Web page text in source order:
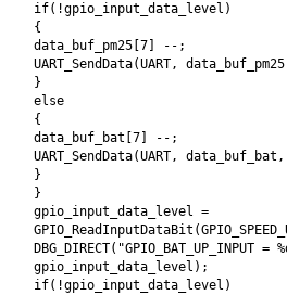
if(!gpio_input_data_level)
{
data_buf_pm25[7] --;
UART_SendData(UART,
}
else
{
data_buf_bat[7] --;
UART_SendData(UART,
}
}
gpio_input_data_level =
DBG_DIRECT("GPIO_BAT_UP_INPUT =
gpio_input_data_level);
if(!gpio_input_data_level)